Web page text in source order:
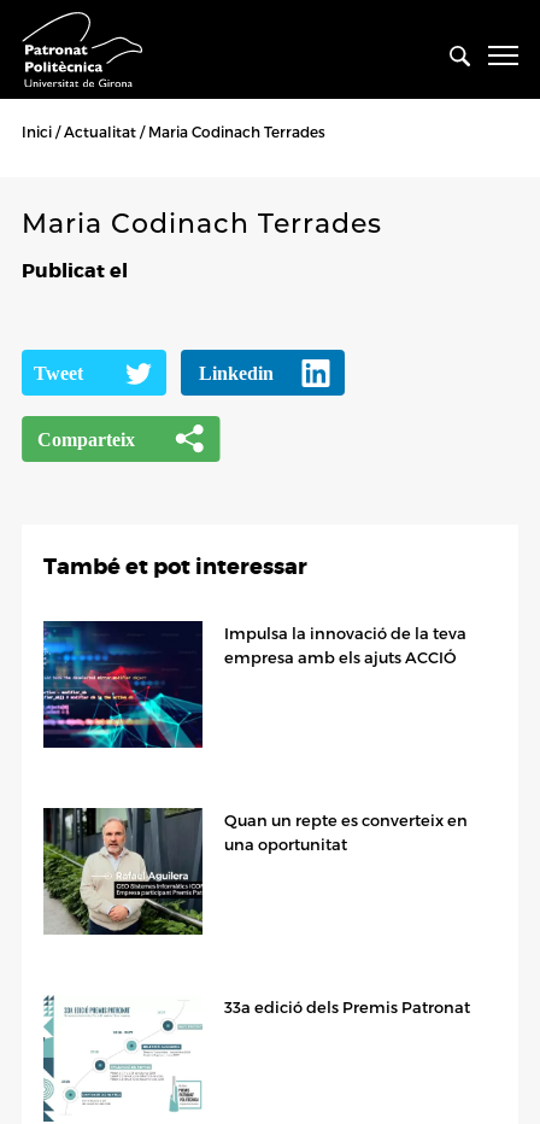
Inici Actualitat Maria Codinach Terrades
Maria Codinach Terrades
Publicat el
També et pot interessar
Impulsa la innovació de la teva
empresa amb els ajuts ACCIÓ
Quan un repte es converteix en
una oportunitat
33a edició dels Premis Patronat